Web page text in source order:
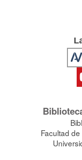
Facultad